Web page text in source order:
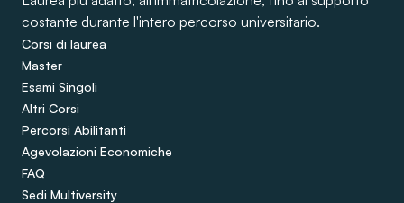
costante durante l'intero percorso universitario.
Corsi di laurea
Master
Esami Singoli
Altri Corsi
Percorsi Abilitanti
Agevolazioni Economiche
FAQ
Sedi Multiversity